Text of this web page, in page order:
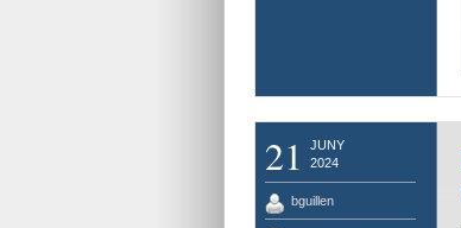
21
JUNY
2024
bguillen